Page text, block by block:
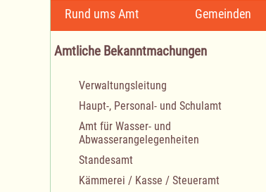
Navigation
überspringen
Rund ums Amt Gemeinden
Amtliche Bekanntmachungen
Navigation
überspringen
Verwaltungsleitung
Haupt-, Personal- und Schulamt
Amt für Wasser- und
Abwasserangelegenheiten
Standesamt
Kämmerei / Kasse / Steueramt